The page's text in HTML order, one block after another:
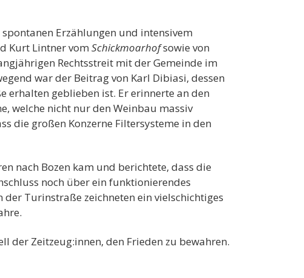
Erzählungen und intensivem
Kurt Lintner vom Schickmoarhofsowie von
Rechtsstreit mit der Gemeinde im
war der Beitrag von Karl Dibiasi, dessen
erhalten geblieben ist. Er erinnerte an den
welche nicht nur den Weinbau massiv
die großen Konzerne Filtersysteme in den
nach Bozen kam und berichtete, dass die
noch über ein funktionierendes
Turinstraße zeichneten ein vielschichtiges
der Zeitzeug:innen, den Frieden zu bewahren.